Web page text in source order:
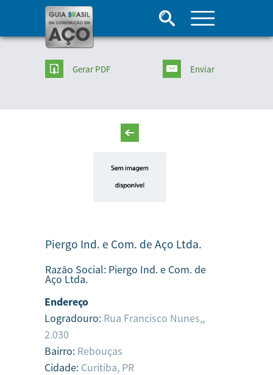
Gerar PDF Enviar
Piergo Ind. e Com. de Aço Ltda.
Razão Social: Piergo Ind. e Com. de
Aço Ltda.
Endereço
Logradouro: Rua Francisco Nunes,,
2.030
Bairro: Rebouças
Cidade: Curitiba, PR